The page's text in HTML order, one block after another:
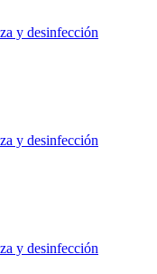
y desinfección
y desinfección
y desinfección